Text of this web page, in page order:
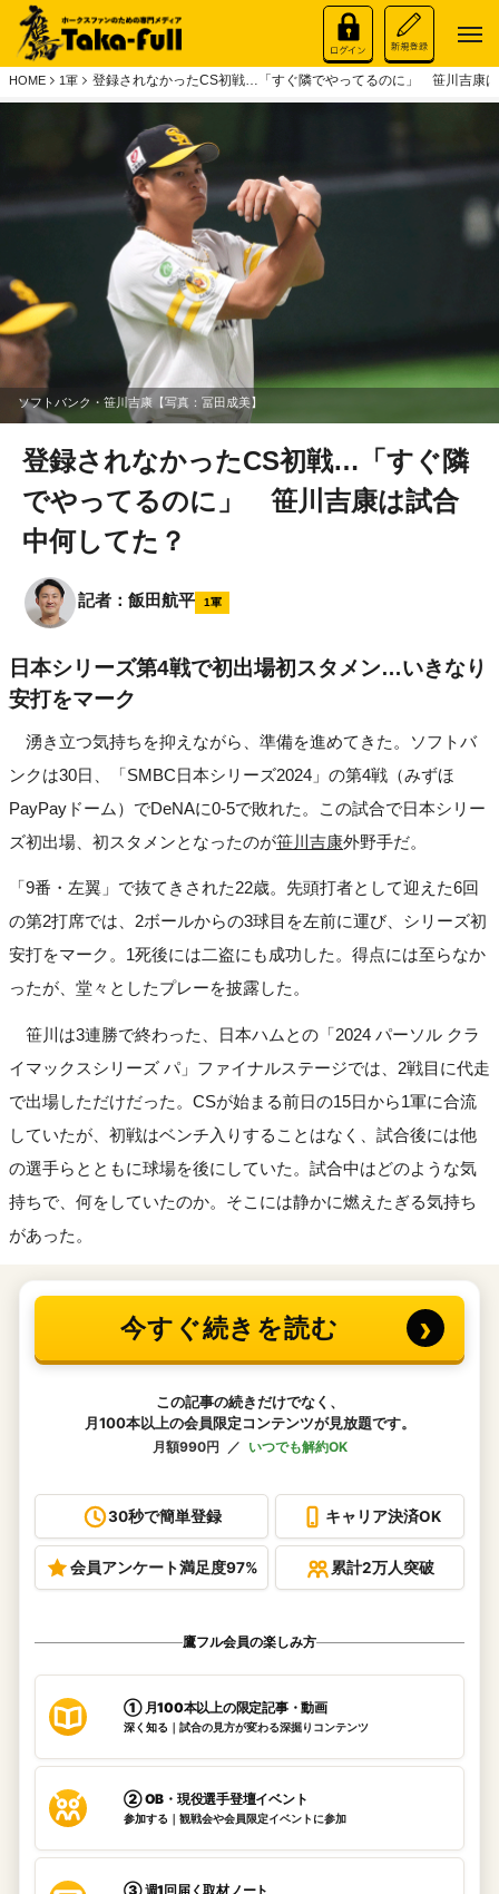
HOME 1軍 登録されなかったCS初戦…「すぐ隣でやってるのに」 笹川吉康
ソフトバンク・笹川吉康【写真：冨田成美】
登録されなかったCS初戦…「すぐ隣
でやってるのに」 笹川吉康は試合
中何してた？
記者：飯田航平 1軍
日本シリーズ第4戦で初出場初スタメン…いきなり
安打をマーク
湧き立つ気持ちを抑えながら、準備を進めてきた。ソフトバ
ンクは30日、「SMBC日本シリーズ2024」の第4戦（みずほ
PayPayドーム）でDeNAに0-5で敗れた。この試合で日本シリー
ズ初出場、初スタメンとなったのが笹川吉康外野手だ。
「9番・左翼」で抜てきされた22歳。先頭打者として迎えた6回
の第2打席では、2ボールからの3球目を左前に運び、シリーズ初
安打をマーク。1死後には二盗にも成功した。得点には至らなか
ったが、堂々としたプレーを披露した。
笹川は3連勝で終わった、日本ハムとの「2024 パーソル クラ
イマックスシリーズ パ」ファイナルステージでは、2戦目に代走
で出場しただけだった。CSが始まる前日の15日から1軍に合流
していたが、初戦はベンチ入りすることはなく、試合後には他
の選手らとともに球場を後にしていた。試合中はどのような気
持ちで、何をしていたのか。そこには静かに燃えたぎる気持ち
があった。